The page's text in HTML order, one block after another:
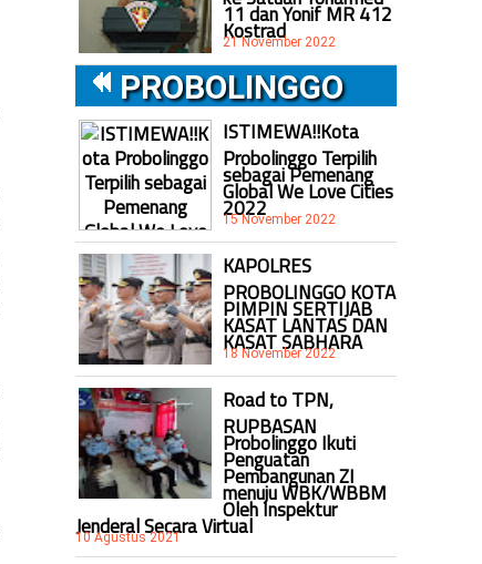
11 dan Yonif MR 412
Kostrad
21 November 2022
PROBOLINGGO
ISTIMEWA!!Kota
Probolinggo Terpilih
sebagai Pemenang
Global We Love Cities
2022
15 November 2022
KAPOLRES
PROBOLINGGO KOTA
PIMPIN SERTIJAB
KASAT LANTAS DAN
KASAT SABHARA
18 November 2022
Road to TPN,
RUPBASAN
Probolinggo Ikuti
Penguatan
Pembangunan ZI
menuju WBK/WBBM
Oleh Inspektur
Jenderal Secara Virtual
10 Agustus 2021